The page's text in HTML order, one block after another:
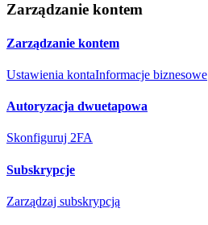
Zarządzanie kontem
Zarządzanie kontem
Ustawienia kontaInformacje biznesowe
Autoryzacja dwuetapowa
Skonfiguruj 2FA
Subskrypcje
Zarządzaj subskrypcją